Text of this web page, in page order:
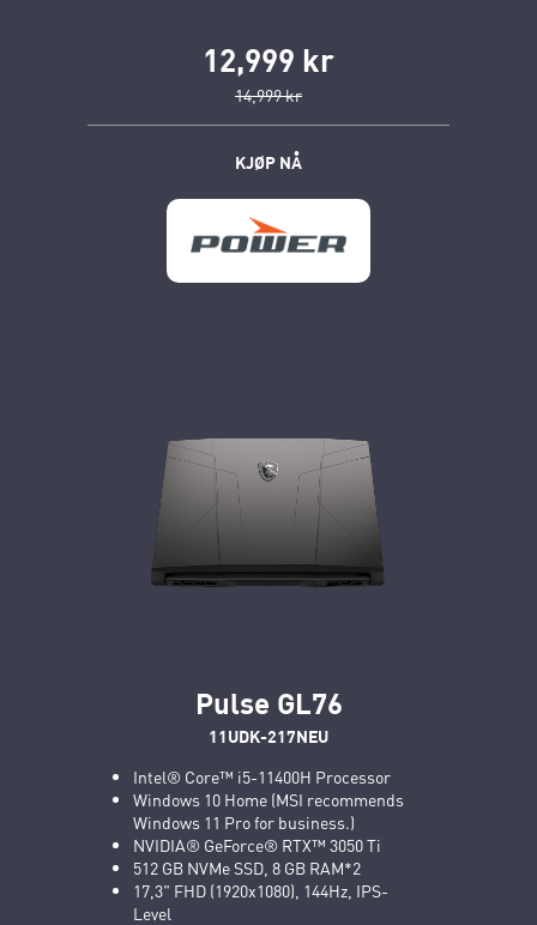
12,999 kr
14,999 kr
KJØP NÅ
Pulse GL76
11UDK-217NEU
Intel® Core™ i5-11400H Processor
Windows 10 Home (MSI recommends
Windows 11 Pro for business.)
NVIDIA® GeForce® RTX™ 3050 Ti
512 GB NVMe SSD, 8 GB RAM*2
17,3" FHD (1920x1080), 144Hz, IPS-
Level